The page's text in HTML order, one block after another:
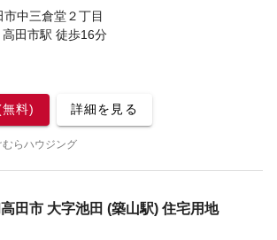
中三倉堂２丁目
田市駅 徒歩16分
料) 詳細を見る
らハウジング
田市 大字池田 (築山駅) 住宅用地